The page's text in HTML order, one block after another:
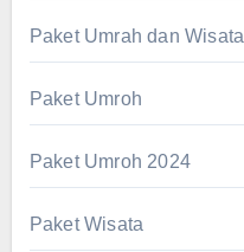
Paket Umrah dan Wisata
Paket Umroh
Paket Umroh 2024
Paket Wisata